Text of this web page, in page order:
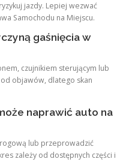
jazdy. Lepiej wezwać
Samochodu na Miejscu.
gaśnięcia w
czujnikiem sterującym lub
objawów, dlatego skan
naprawić auto na
lub przeprowadzić
zależy od dostępnych części i